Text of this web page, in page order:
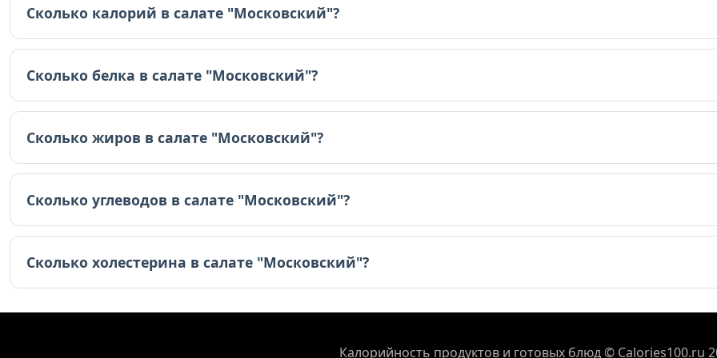
Сколько калорий в салате "Московский"?
В салате "Московский" 280.3 ккал (на 100г).
Сколько белка в салате "Московский"?
В салате "Московский" 4.7 граммов белка (на 100г).
Сколько жиров в салате "Московский"?
В салате "Московский" 24.7 граммов жиров (на 100г).
Сколько углеводов в салате "Московский"?
В салате "Московский" 10.5 граммов углеводов (на 100г).
Сколько холестерина в салате "Московский"?
Калорийность продуктов и готовых блюд © Calories100.ru